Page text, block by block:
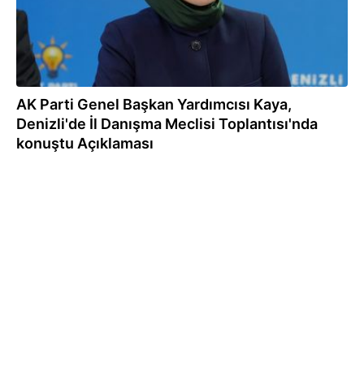
AK Parti Genel Başkan Yardımcısı Kaya,
Denizli'de İl Danışma Meclisi Toplantısı'nda
konuştu Açıklaması